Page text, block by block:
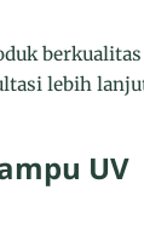
berkualitas
lebih
UV